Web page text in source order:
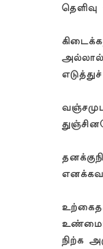
அல்லால்
நிற்க